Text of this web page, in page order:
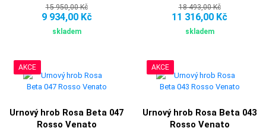
15 950,00 Kč
9 934,00 Kč
skladem
18 493,00 Kč
11 316,00 Kč
skladem
AKCE
Urnový hrob Rosa Beta 047
Rosso Venato
AKCE
Urnový hrob Rosa Beta 043
Rosso Venato